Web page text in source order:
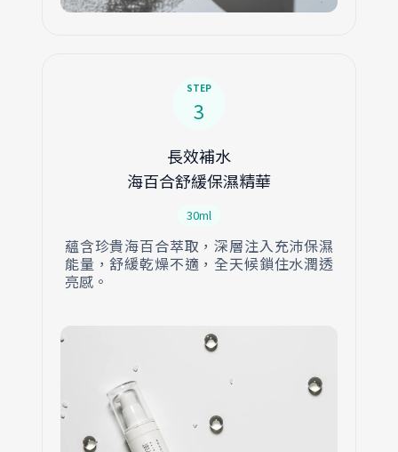
STEP
3
長效補水
海百合舒緩保濕精華
30ml
蘊含珍貴海百合萃取，深層注入充沛保濕
能量，舒緩乾燥不適，全天候鎖住水潤透
亮感。